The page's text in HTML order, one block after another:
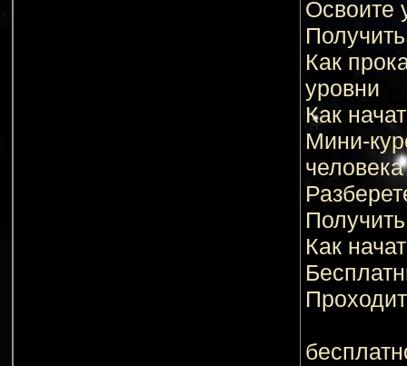
Освоите
Как
уровни
Как
Мини-
человека
Как